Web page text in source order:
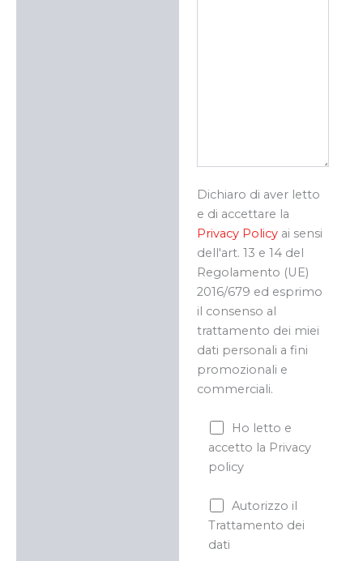
Dichiaro di aver letto
e di accettare la
Privacy Policyai sensi
dell'art. 13 e 14 del
Regolamento (UE)
2016/679 ed esprimo
il consenso al
trattamento dei miei
dati personali a fini
promozionali e
commerciali.
Ho letto e
accetto la Privacy
policy
Autorizzo il
Trattamento dei
dati